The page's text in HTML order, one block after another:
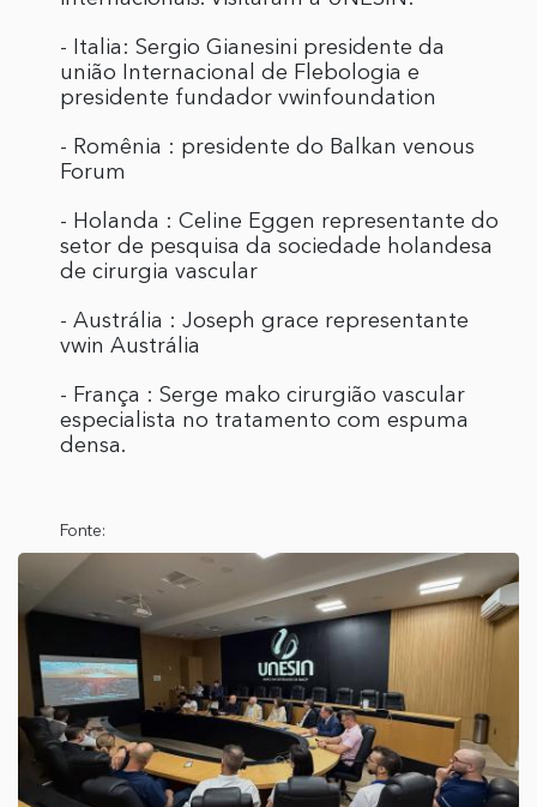
- Italia: Sergio Gianesini presidente da
união Internacional de Flebologia e
presidente fundador vwinfoundation
- ⁠Romênia : presidente do Balkan venous
Forum
- ⁠Holanda : Celine Eggen representante do
setor de pesquisa da sociedade holandesa
de cirurgia vascular
- ⁠Austrália : Joseph grace representante
vwin Austrália
- ⁠França : Serge mako cirurgião vascular
especialista no tratamento com espuma
densa.
Fonte: